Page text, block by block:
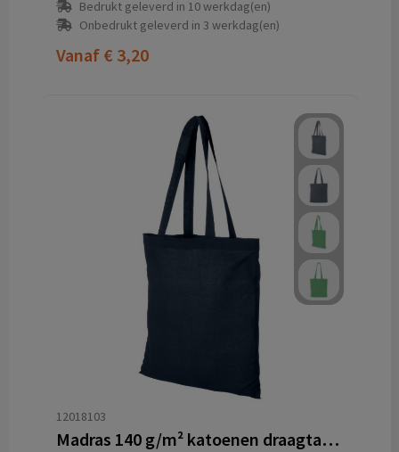
Bedrukt geleverd in 10 werkdag(en)
Onbedrukt geleverd in 3 werkdag(en)
Vanaf € 3,20
12018103
Madras 140 g/m² katoenen draagtas 7L